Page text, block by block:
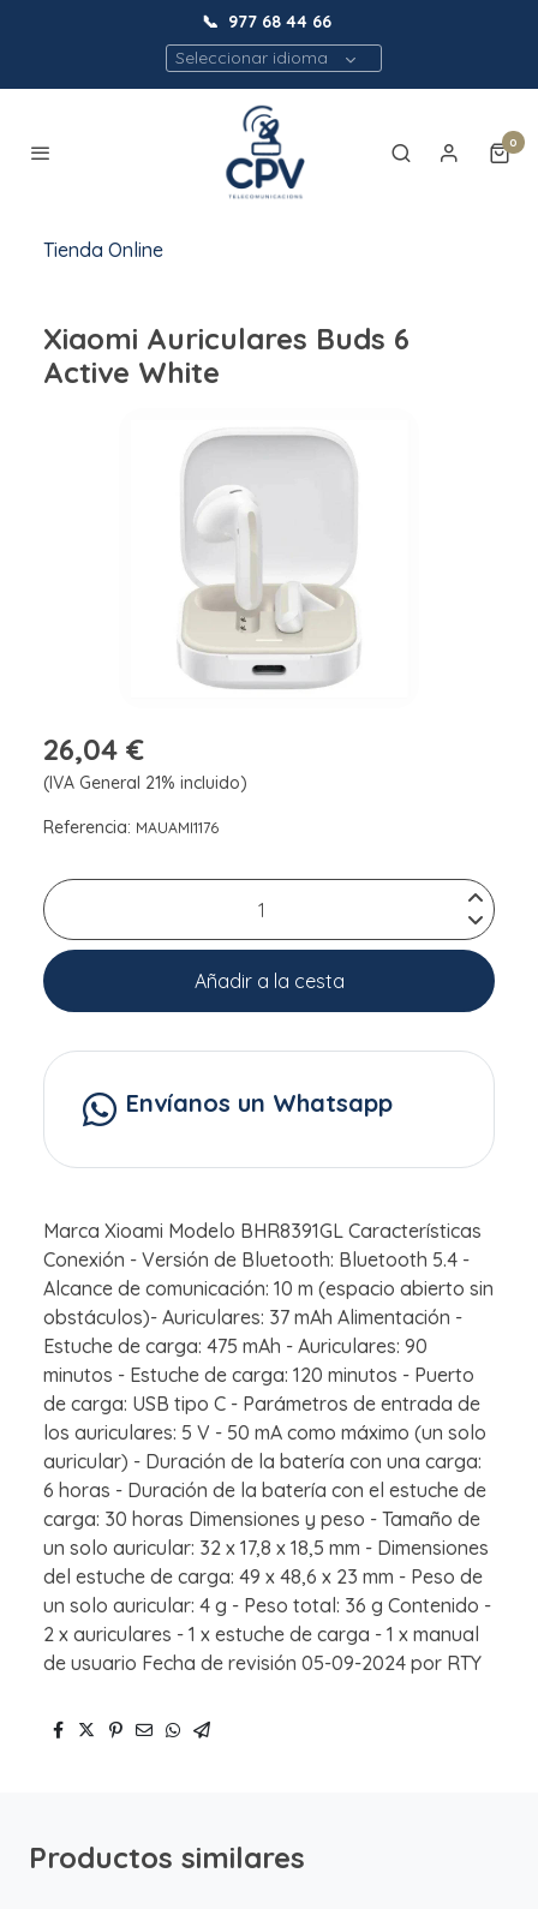
📞 977 68 44 66
Seleccionar idioma
0
Tienda Online
Xiaomi Auriculares Buds 6
Active White
26,04 €
(IVA General 21% incluido)
Referencia: MAUAMI1176
Añadir a la cesta
Envíanos un Whatsapp
Marca Xioami Modelo BHR8391GL Características
Conexión - Versión de Bluetooth: Bluetooth 5.4 -
Alcance de comunicación: 10 m (espacio abierto sin
obstáculos)- Auriculares: 37 mAh Alimentación -
Estuche de carga: 475 mAh - Auriculares: 90
minutos - Estuche de carga: 120 minutos - Puerto
de carga: USB tipo C - Parámetros de entrada de
los auriculares: 5 V - 50 mA como máximo (un solo
auricular) - Duración de la batería con una carga:
6 horas - Duración de la batería con el estuche de
carga: 30 horas Dimensiones y peso - Tamaño de
un solo auricular: 32 x 17,8 x 18,5 mm - Dimensiones
del estuche de carga: 49 x 48,6 x 23 mm - Peso de
un solo auricular: 4 g - Peso total: 36 g Contenido -
2 x auriculares - 1 x estuche de carga - 1 x manual
de usuario Fecha de revisión 05-09-2024 por RTY
Productos similares